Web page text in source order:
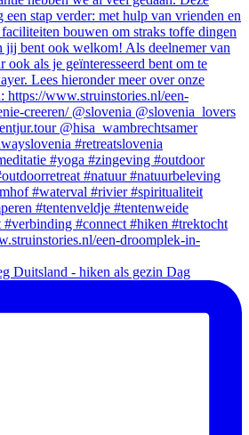
Duitsland - hiken als gezin Dag